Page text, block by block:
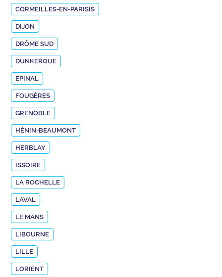
CORMEILLES-EN-PARISIS
DIJON
DRÔME SUD
DUNKERQUE
EPINAL
FOUGÈRES
GRENOBLE
HÉNIN-BEAUMONT
HERBLAY
ISSOIRE
LA ROCHELLE
LAVAL
LE MANS
LIBOURNE
LILLE
LORIENT